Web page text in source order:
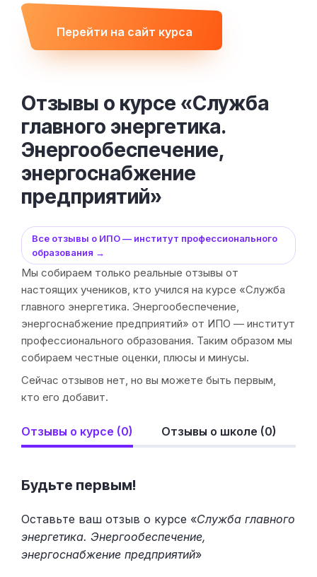
Перейти на сайт курса
Отзывы о курсе «Служба
главного энергетика.
Энергообеспечение,
энергоснабжение
предприятий»
Все отзывы о ИПО — институт профессионального
образования →
Мы собираем только реальные отзывы от
настоящих учеников, кто учился на курсе «Служба
главного энергетика. Энергообеспечение,
энергоснабжение предприятий» от ИПО — институт
профессионального образования. Таким образом мы
собираем честные оценки, плюсы и минусы.
Сейчас отзывов нет, но вы можете быть первым,
кто его добавит.
Отзывы о курсе (0) Отзывы о школе (0)
Будьте первым!
Оставьте ваш отзыв о курсе «Служба главного
энергетика. Энергообеспечение,
энергоснабжение предприятий»